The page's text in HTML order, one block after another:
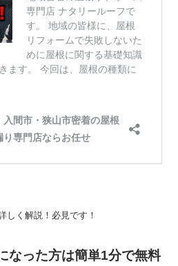
しく解説！必見です！
なった方は簡単1分で無料